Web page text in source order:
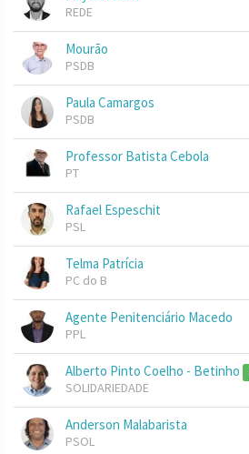
REDE
Mourão
PSDB
Paula Camargos
PSDB
Professor Batista Cebola
PT
Rafael Espeschit
PSL
Telma Patrícia
PC do B
Agente Penitenciário Macedo
PPL
Alberto Pinto Coelho - Betinho
SOLIDARIEDADE
Anderson Malabarista
PSOL